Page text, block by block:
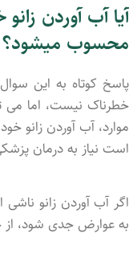
آیا آب آوردن
محسوب میشود؟
پاسخ کوتاه به این
خطرناک نیست، اما
موارد، آب آوردن زانو
است نیاز به درمان
اگر آب آوردن زانو
به عوارض جدی شود، از